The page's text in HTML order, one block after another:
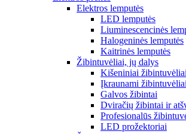
Elektros lemputės
LED lemputės
Liuminescencinės
Halogeninės lemputės
Kaitrinės lemputės
Žibintuvėliai, jų dalys
Kišeniniai žibintuvėliai
Įkraunami žibintuvėliai
Galvos žibintai
Dviračių žibintai ir
Profesionalūs
LED prožektoriai